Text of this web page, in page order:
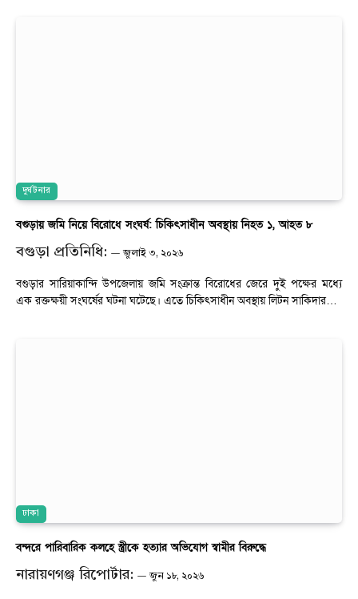
দুর্ঘটনার
বগুড়ায় জমি নিয়ে বিরোধে সংঘর্ষ: চিকিৎসাধীন অবস্থায় নিহত ১, আহত ৮
বগুড়া প্রতিনিধি: জুলাই ৩, ২০২৬
বগুড়ার সারিয়াকান্দি উপজেলায় জমি সংক্রান্ত বিরোধের জেরে দুই পক্ষের মধ্যে
এক রক্তক্ষয়ী সংঘর্ষের ঘটনা ঘটেছে। এতে চিকিৎসাধীন অবস্থায় লিটন সাকিদার…
ঢাকা
বন্দরে পারিবারিক কলহে স্ত্রীকে হত্যার অভিযোগ স্বামীর বিরুদ্ধে
নারায়ণগঞ্জ রিপোর্টার: জুন ১৮, ২০২৬